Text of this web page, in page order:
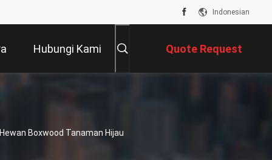
Indonesian
Hubungi Kami Quote Request
Boxwood Tanaman Hijau